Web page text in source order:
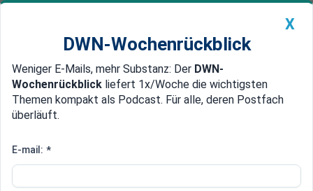
Newsticker MEIN DWN: Geldanlage Premium
Edelmetalle DWN-Magazin China
Ausweitung der Macht
Geheimplan: EU will Budget für
X
DWN-Wochenrückblick
Weniger E-Mails, mehr Substanz: Der DWN-
Wochenrückblick liefert 1x/Woche die wichtigsten
Themen kompakt als Podcast. Für alle, deren Postfach
überläuft.
E-mail: *